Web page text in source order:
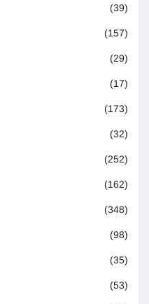
(39)
(157)
(29)
(17)
(173)
(32)
(252)
(162)
(348)
(98)
(35)
(53)